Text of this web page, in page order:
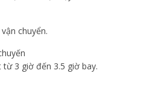
chuyển.
3 giờ đến 3.5 giờ bay.